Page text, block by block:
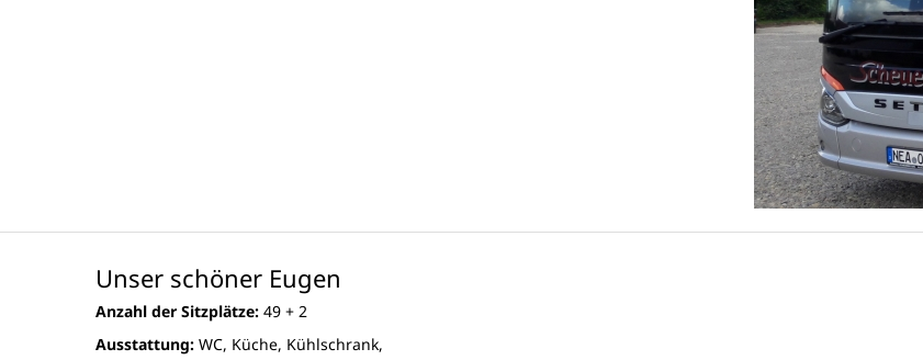
Unser schöner Eugen
Anzahl der Sitzplätze: 49 + 2
Ausstattung: WC, Küche, Kühlschrank,